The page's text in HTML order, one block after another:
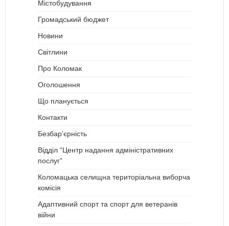
Містобудування
Громадський бюджет
Новини
Світлини
Про Коломак
Оголошення
Що планується
Контакти
Безбар’єрність
Відділ “Центр надання адміністративних
послуг”
Коломацька селищна територіальна виборча
комісія
Адаптивний спорт та спорт для ветеранів
війни